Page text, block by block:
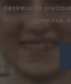
désireux de
gymnase,